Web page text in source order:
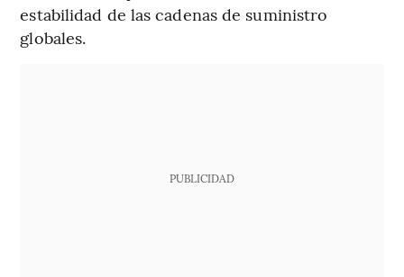
estabilidad de las cadenas de suministro
globales.
PUBLICIDAD